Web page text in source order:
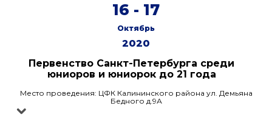
16 - 17
Октябрь
2020
Первенство Санкт-Петербурга среди
юниоров и юниорок до 21 года
Место проведения: ЦФК Калининского района ул. Демьяна
Бедного д.9А